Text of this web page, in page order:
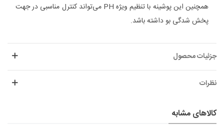
همچنین این پوشینه با تنظیم ویژه PH می‌تواند کنترل مناسبی در جهت
پخش شدگی بو داشته باشد.
جزئیات محصول
نظرات
کالاهای مشابه